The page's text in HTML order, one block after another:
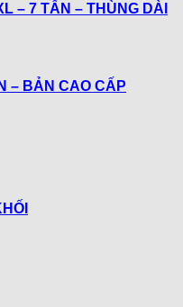
– 7 TẤN – THÙNG DÀI
– BẢN CAO CẤP